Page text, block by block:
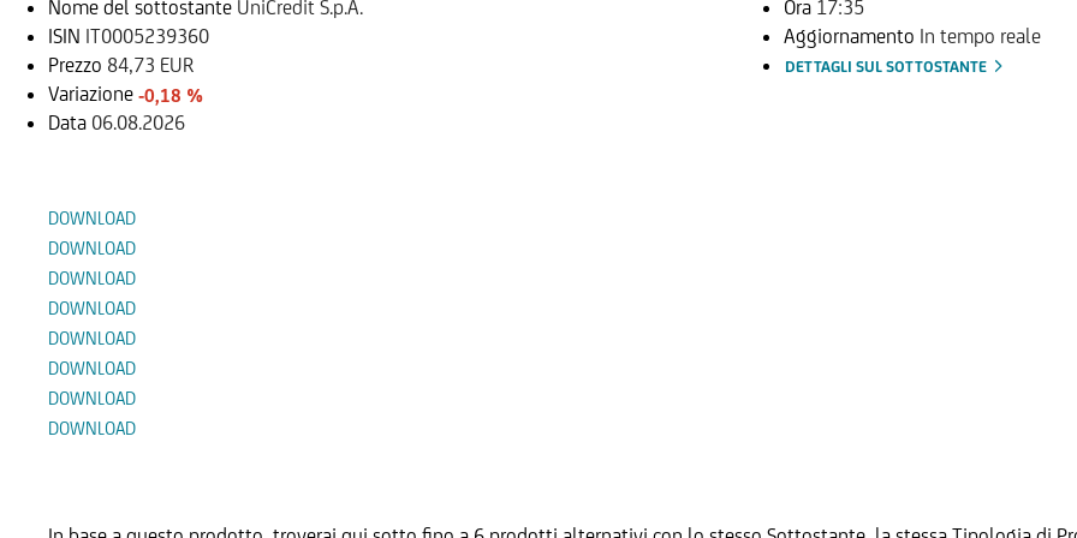
Nome del sottostante UniCredit S.p.A.
ISIN IT0005239360
Prezzo 84,73 EUR
Variazione -0,18 %
Data 06.08.2026
Ora 17:35
Aggiornamento In tempo reale
DETTAGLI SUL SOTTOSTANTE
DOWNLOAD
DOWNLOAD
DOWNLOAD
DOWNLOAD
DOWNLOAD
DOWNLOAD
DOWNLOAD
DOWNLOAD